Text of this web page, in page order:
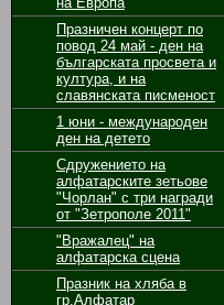
Празничен концерт по
повод 24 май - ден на
българската просвета и
култура, и на
славянската писменост
1 юни - международен
ден на детето
Сдружението на
алфатарските зетьове
"Чорлан" с три награди
от "Зетрополе 2011"
"Вражалец" на
алфатарска сцена
Празник на хляба в
гр.Алфатар